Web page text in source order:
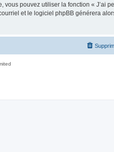
pouvez utiliser la fonction « J’ai
et le logiciel phpBB générera